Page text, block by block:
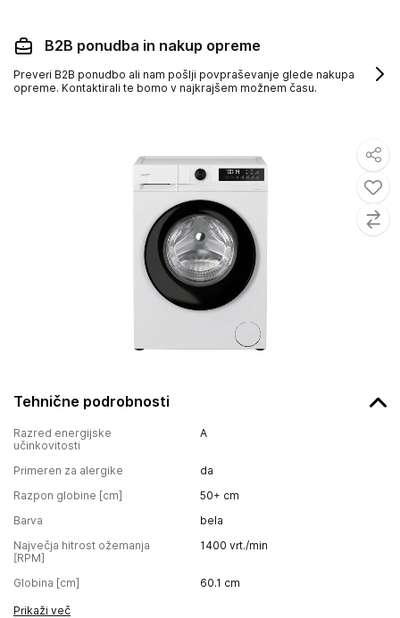
Tehnične podrobnosti
Razred energijske
učinkovitosti
A
Primeren za alergike
da
Razpon globine [cm]
50+ cm
Barva
bela
Največja hitrost ožemanja
[RPM]
1400 vrt./min
Globina [cm] 60.1 cm
Prikaži več
B2B ponudba in nakup opreme
Preveri B2B ponudbo ali nam pošlji povpraševanje glede nakupa
opreme. Kontaktirali te bomo v najkrajšem možnem času.